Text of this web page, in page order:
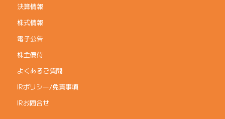
決算情報
株式情報
電子公告
株主優待
よくあるご質問
IRポリシー/免責事項
IRお問合せ